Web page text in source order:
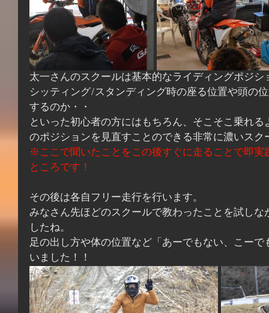
太一さんのスクールは基本的なライディングポジシ
シッティング/スタンディング時の座る位置や頭の
するのか・・
といった初心者の方にはもちろん、そこそこ乗れ
のポジションを見直すことのできる非常に濃いスク
※ここで聞いたことをこの後すぐに走ることで即実
ところです！
その後は各自フリー走行を行います。
みなさん先ほどのスクールで教わったことを試し
したね。
足の出し方や体の位置など「あーでもない、こー
いました！！